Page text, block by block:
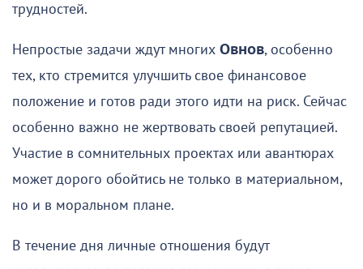
трудностей.
Непростые задачи ждут многих Овнов, особенно
тех, кто стремится улучшить свое финансовое
положение и готов ради этого идти на риск. Сейчас
особенно важно не жертвовать своей репутацией.
Участие в сомнительных проектах или авантюрах
может дорого обойтись не только в материальном,
но и в моральном плане.
В течение дня личные отношения будут